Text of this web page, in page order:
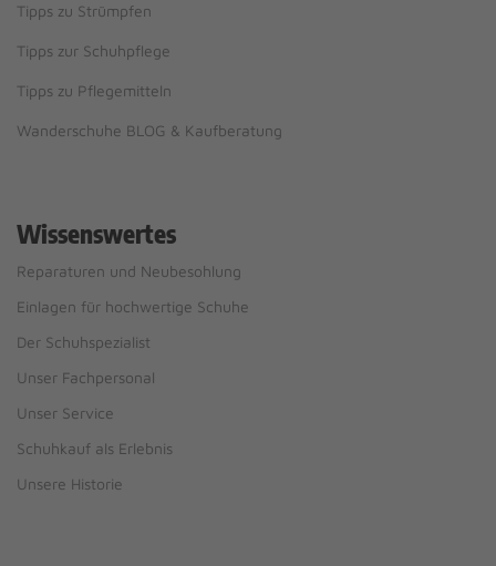
Tipps zu Strümpfen
Tipps zur Schuhpflege
Tipps zu Pflegemitteln
Wanderschuhe BLOG & Kaufberatung
Wissenswertes
Reparaturen und Neubesohlung
Einlagen für hochwertige Schuhe
Der Schuhspezialist
Unser Fachpersonal
Unser Service
Schuhkauf als Erlebnis
Unsere Historie